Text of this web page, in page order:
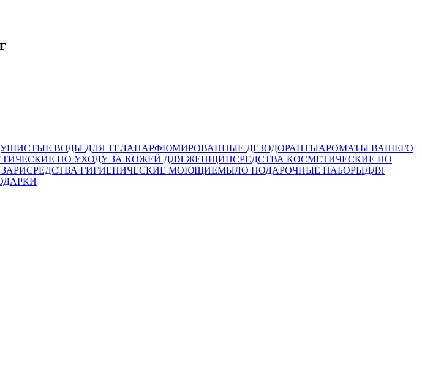
ВОДЫ ДЛЯ ТЕЛАПАРФЮМИРОВАННЫЕ ДЕЗОДОРАНТЫАРОМАТЫ ВАШЕГО
ПО УХОДУ ЗА КОЖЕЙ ДЛЯ ЖЕНЩИНСРЕДСТВА КОСМЕТИЧЕСКИЕ ПО
СРЕДСТВА ГИГИЕНИЧЕСКИЕ МОЮЩИЕМЫЛО ПОДАРОЧНЫЕ НАБОРЫДЛЯ